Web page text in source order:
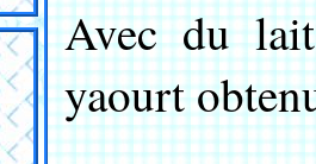
Avec du
yaourt